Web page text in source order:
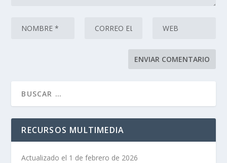
RECURSOS MULTIMEDIA
Actualizado el 1 de febrero de 2026